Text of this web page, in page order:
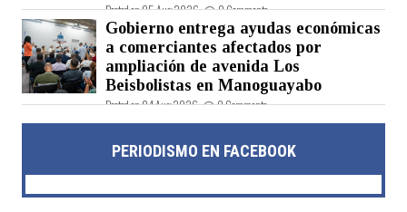
Posted on 05 Aug 2026 - 0 Comments
Gobierno entrega ayudas económicas
a comerciantes afectados por
ampliación de avenida Los
Beisbolistas en Manoguayabo
Posted on 04 Aug 2026 - 0 Comments
PERIODISMO EN FACEBOOK